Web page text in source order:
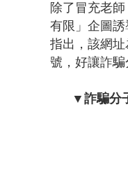
除了冒充老
有限」企圖
指出，該網
號，好讓詐騙
▼詐騙分